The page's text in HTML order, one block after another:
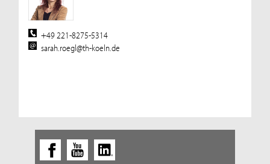
+49 221-8275-5314
sarah.roegl@th-koeln.de